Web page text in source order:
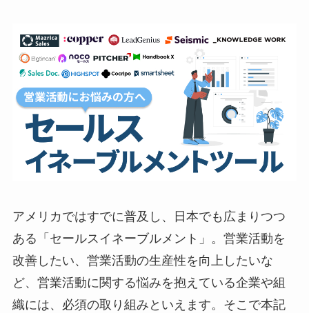
アメリカではすでに普及し、日本でも広まりつつ
ある「セールスイネーブルメント」。営業活動を
改善したい、営業活動の生産性を向上したいな
ど、営業活動に関する悩みを抱えている企業や組
織には、必須の取り組みといえます。そこで本記